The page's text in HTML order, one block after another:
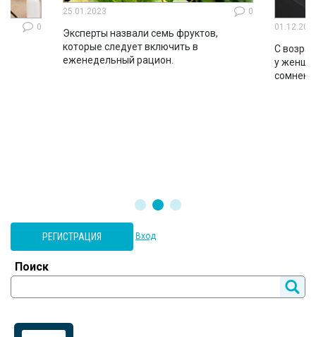
0
25.01.2023 0
Эксперты назвали семь фруктов,
которые следует включить в
еженедельный рацион.
С
у
РЕГИСТРАЦИЯ Вход
Поиск